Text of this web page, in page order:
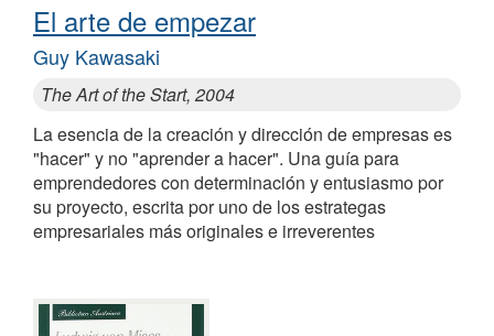
El arte de empezar
Guy Kawasaki
The Art of the Start, 2004
La esencia de la creación y dirección de empresas es
"hacer" y no "aprender a hacer". Una guía para
emprendedores con determinación y entusiasmo por
su proyecto, escrita por uno de los estrategas
empresariales más originales e irreverentes